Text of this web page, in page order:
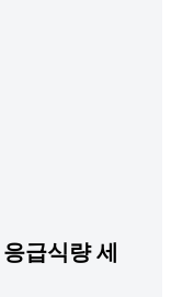
급식량 세